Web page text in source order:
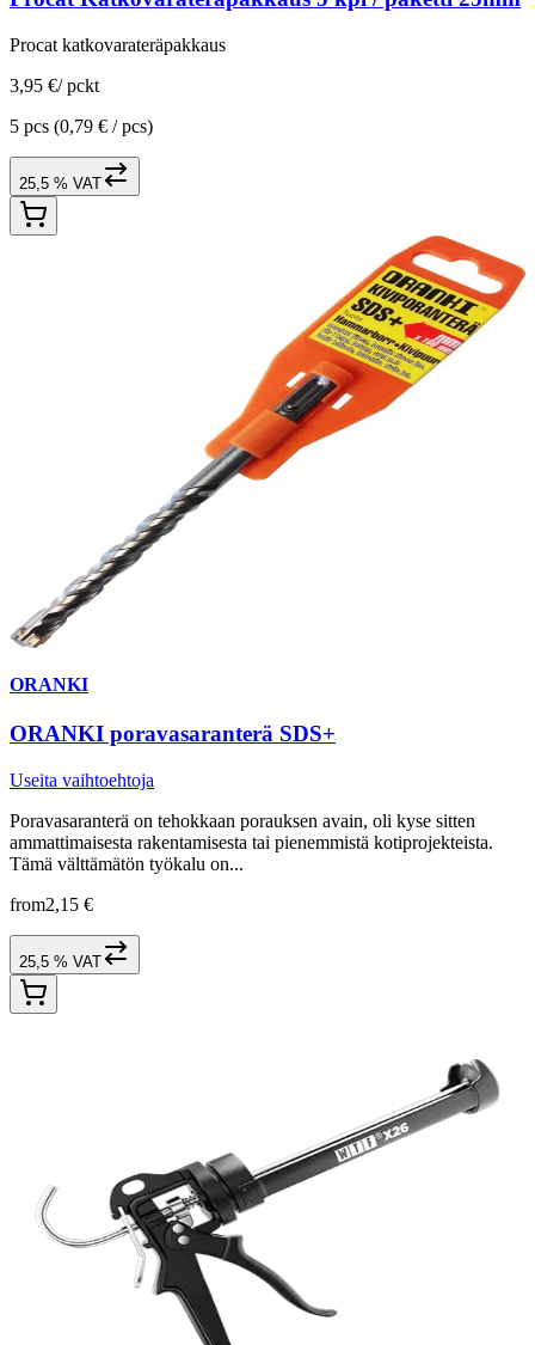
Procat katkovarateräpakkaus
3,95 €/ pckt
5 pcs (0,79 € / pcs)
25,5 % VAT
ORANKI
ORANKI poravasaranterä SDS+
Useita vaihtoehtoja
Poravasaranterä on tehokkaan porauksen avain, oli kyse sitten
ammattimaisesta rakentamisesta tai pienemmistä kotiprojekteista.
Tämä välttämätön työkalu on...
from2,15 €
25,5 % VAT